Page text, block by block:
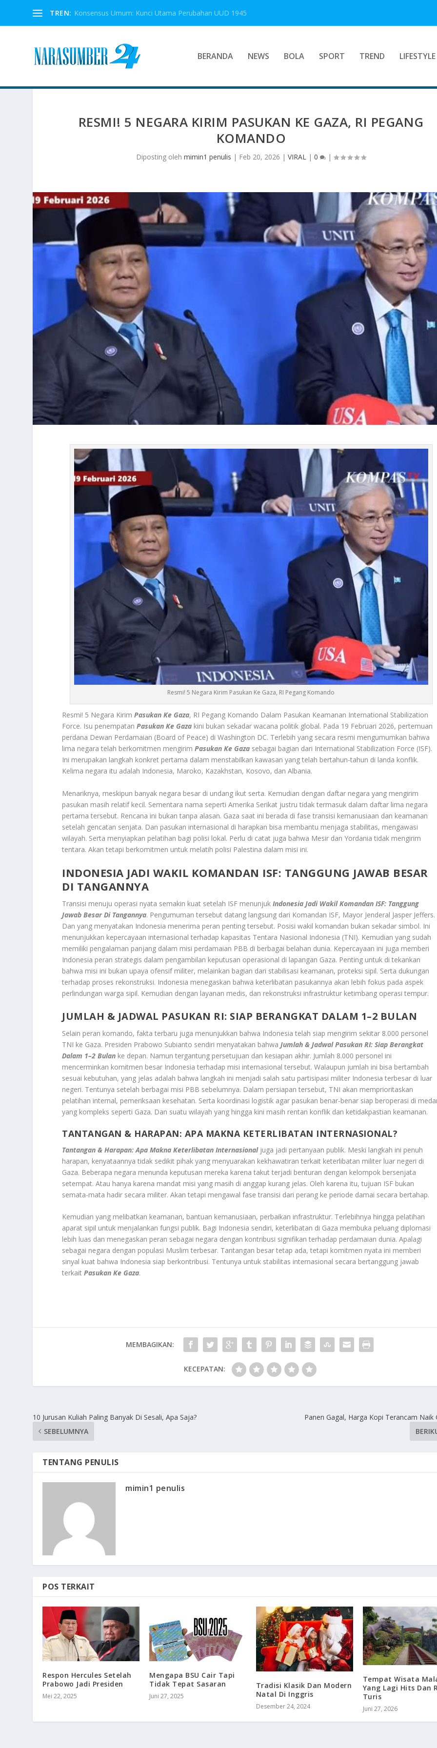
TREN: Konsensus Umum: Kunci Utama Perubahan UUD 1945
BERANDA NEWS BOLA SPORT TREND LIFESTYLE
RESMI! 5 NEGARA KIRIM PASUKAN KE GAZA, RI PEGANG
KOMANDO
Diposting olehmimin1 penulis | Feb 20, 2026 |VIRAL |0 |
Resmi! 5 Negara Kirim Pasukan Ke Gaza, RI Pegang Komando
Resmi! 5 Negara KirimPasukan Ke Gaza, RI Pegang Komando Dalam Pasukan Keamanan International Stabilization
Force. Isu penempatanPasukan Ke Gaza kini bukan sekadar wacana politik global. Pada 19 Februari 2026, pertemuan
perdana Dewan Perdamaian (Board of Peace) di Washington DC. Terlebih yang secara resmi mengumumkan bahwa
lima negara telah berkomitmen mengirimPasukan Ke Gaza sebagai bagian dari International Stabilization Force (ISF).
Ini merupakan langkah konkret pertama dalam menstabilkan kawasan yang telah bertahun-tahun di landa konflik.
Kelima negara itu adalah Indonesia, Maroko, Kazakhstan, Kosovo, dan Albania.
Menariknya, meskipun banyak negara besar di undang ikut serta. Kemudian dengan daftar negara yang mengirim
pasukan masih relatif kecil. Sementara nama seperti Amerika Serikat justru tidak termasuk dalam daftar lima negara
pertama tersebut. Rencana ini bukan tanpa alasan. Gaza saat ini berada di fase transisi kemanusiaan dan keamanan
setelah gencatan senjata. Dan pasukan internasional di harapkan bisa membantu menjaga stabilitas, mengawasi
wilayah. Serta menyiapkan pelatihan bagi polisi lokal. Perlu di catat juga bahwa Mesir dan Yordania tidak mengirim
tentara. Akan tetapi berkomitmen untuk melatih polisi Palestina dalam misi ini.
INDONESIA JADI WAKIL KOMANDAN ISF: TANGGUNG JAWAB BESAR
DI TANGANNYA
Transisi menuju operasi nyata semakin kuat setelah ISF menunjukIndonesia Jadi Wakil Komandan ISF: Tanggung
Jawab Besar Di Tangannya. Pengumuman tersebut datang langsung dari Komandan ISF, Mayor Jenderal Jasper Jeffers.
Dan yang menyatakan Indonesia menerima peran penting tersebut. Posisi wakil komandan bukan sekadar simbol. Ini
menunjukkan kepercayaan internasional terhadap kapasitas Tentara Nasional Indonesia (TNI). Kemudian yang sudah
memiliki pengalaman panjang dalam misi perdamaian PBB di berbagai belahan dunia. Kepercayaan ini juga memberi
Indonesia peran strategis dalam pengambilan keputusan operasional di lapangan Gaza. Penting untuk di tekankan
bahwa misi ini bukan upaya ofensif militer, melainkan bagian dari stabilisasi keamanan, proteksi sipil. Serta dukungan
terhadap proses rekonstruksi. Indonesia menegaskan bahwa keterlibatan pasukannya akan lebih fokus pada aspek
perlindungan warga sipil. Kemudian dengan layanan medis, dan rekonstruksi infrastruktur ketimbang operasi tempur.
JUMLAH & JADWAL PASUKAN RI: SIAP BERANGKAT DALAM 1–2 BULAN
Selain peran komando, fakta terbaru juga menunjukkan bahwa Indonesia telah siap mengirim sekitar 8.000 personel
TNI ke Gaza. Presiden Prabowo Subianto sendiri menyatakan bahwa Jumlah & Jadwal Pasukan RI: Siap Berangkat
Dalam 1–2 Bulan ke depan. Namun tergantung persetujuan dan kesiapan akhir. Jumlah 8.000 personel ini
mencerminkan komitmen besar Indonesia terhadap misi internasional tersebut. Walaupun jumlah ini bisa bertambah
sesuai kebutuhan, yang jelas adalah bahwa langkah ini menjadi salah satu partisipasi militer Indonesia terbesar di luar
negeri. Tentunya setelah berbagai misi PBB sebelumnya. Dalam persiapan tersebut, TNI akan memprioritaskan
pelatihan internal, pemeriksaan kesehatan. Serta koordinasi logistik agar pasukan benar-benar siap beroperasi di
yang kompleks seperti Gaza. Dan suatu wilayah yang hingga kini masih rentan konflik dan ketidakpastian keamanan.
TANTANGAN & HARAPAN: APA MAKNA KETERLIBATAN INTERNASIONAL?
Tantangan & Harapan: Apa Makna Keterlibatan Internasionaljuga jadi pertanyaan publik. Meski langkah ini penuh
harapan, kenyataannya tidak sedikit pihak yang menyuarakan kekhawatiran terkait keterlibatan militer luar negeri di
Gaza. Beberapa negara menunda keputusan mereka karena takut terjadi benturan dengan kelompok bersenjata
setempat. Atau hanya karena mandat misi yang masih di anggap kurang jelas. Oleh karena itu, tujuan ISF bukan
semata-mata hadir secara militer. Akan tetapi mengawal fase transisi dari perang ke periode damai secara bertahap.
Kemudian yang melibatkan keamanan, bantuan kemanusiaan, perbaikan infrastruktur. Terlebihnya hingga pelatihan
aparat sipil untuk menjalankan fungsi publik. Bagi Indonesia sendiri, keterlibatan di Gaza membuka peluang diplomasi
lebih luas dan menegaskan peran sebagai negara dengan kontribusi signifikan terhadap perdamaian dunia. Apalagi
sebagai negara dengan populasi Muslim terbesar. Tantangan besar tetap ada, tetapi komitmen nyata ini memberi
sinyal kuat bahwa Indonesia siap berkontribusi. Tentunya untuk stabilitas internasional secara bertanggung jawab
terkaitPasukan Ke Gaza.
MEMBAGIKAN:
KECEPATAN:
10 Jurusan Kuliah Paling Banyak Di Sesali, Apa Saja?
SEBELUMNYA
Panen Gagal, Harga Kopi Terancam Naik
TENTANG PENULIS
mimin1 penulis
POS TERKAIT
Respon Hercules Setelah
Prabowo Jadi Presiden
Mei 22, 2025
Mengapa BSU Cair Tapi
Tidak Tepat Sasaran
Juni 27, 2025
Tradisi Klasik Dan Modern
Natal Di Inggris
Desember 24, 2024
Tempat Wisata
Yang Lagi Hits Dan
Turis
Juni 27, 2026